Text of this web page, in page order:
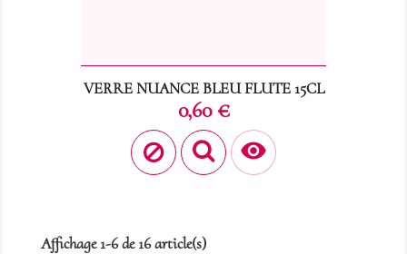
VERRE NUANCE BLEU FLUTE 15CL
Prix
0,60 €

Affichage 1-6 de 16 article(s)